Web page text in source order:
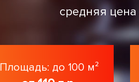
средняя
Площадь: до 100 м²